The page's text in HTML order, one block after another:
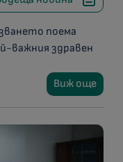
поема
важния здравен
Виж още